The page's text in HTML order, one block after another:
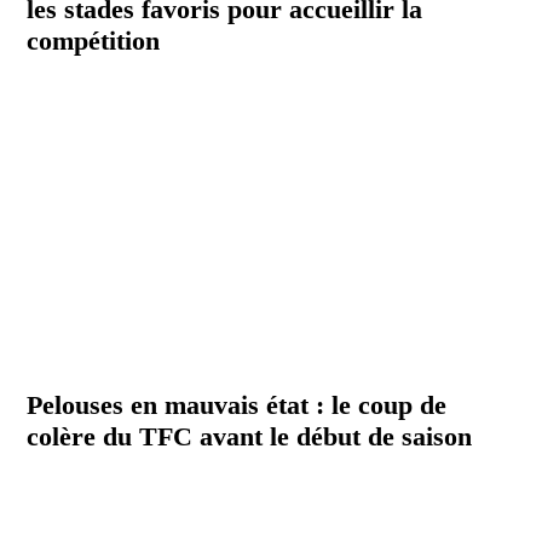
les stades favoris pour accueillir la
compétition
Pelouses en mauvais état : le coup de
colère du TFC avant le début de saison